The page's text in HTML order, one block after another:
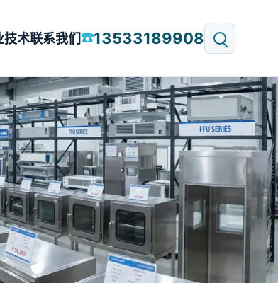
技术联系我们☎13533189908